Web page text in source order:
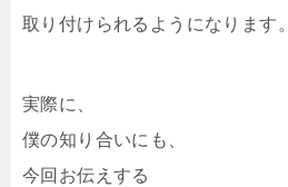
取り付けられるようになります。
実際に、
僕の知り合いにも、
今回お伝えする